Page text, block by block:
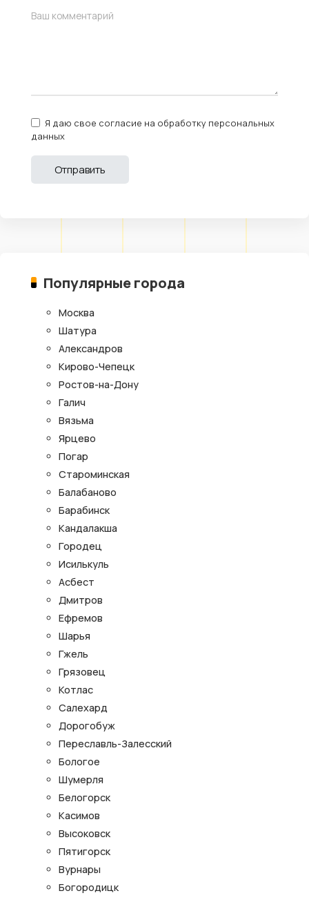
Я даю свое согласие на обработку персональных
данных
Популярные города
Москва
Шатура
Александров
Кирово-Чепецк
Ростов-на-Дону
Галич
Вязьма
Ярцево
Погар
Староминская
Балабаново
Барабинск
Кандалакша
Городец
Исилькуль
Асбест
Дмитров
Ефремов
Шарья
Гжель
Грязовец
Котлас
Салехард
Дорогобуж
Переславль-Залесский
Бологое
Шумерля
Белогорск
Касимов
Высоковск
Пятигорск
Вурнары
Богородицк